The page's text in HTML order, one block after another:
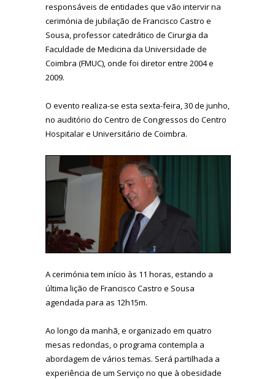
responsáveis de entidades que vão intervir na
cerimónia de jubilação de Francisco Castro e
Sousa, professor catedrático de Cirurgia da
Faculdade de Medicina da Universidade de
Coimbra (FMUC), onde foi diretor entre 2004 e
2009.
O evento realiza-se esta sexta-feira, 30 de junho,
no auditório do Centro de Congressos do Centro
Hospitalar e Universitário de Coimbra.
A cerimónia tem início às 11 horas, estando a
última lição de Francisco Castro e Sousa
agendada para as 12h15m.
Ao longo da manhã, e organizado em quatro
mesas redondas, o programa contempla a
abordagem de vários temas. Será partilhada a
experiência de um Serviço no que à obesidade